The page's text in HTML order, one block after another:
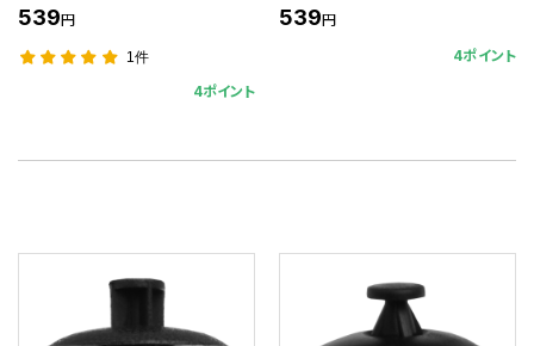
539円
1件
4ポイント
539円
4ポイント